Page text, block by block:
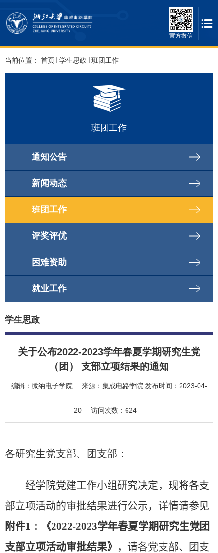
官方微信
当前位置： 首页 学生思政 班团工作
班团工作
通知公告
新闻动态
班团工作
评奖评优
困难资助
就业工作
学生思政
关于公布2022-2023学年春夏学期研究生党
（团） 支部立项结果的通知
编辑： 微纳电子学院 来源： 集成电路学院 发布时间： 2023-04-
20 访问次数： 624
各研究生党支部、团支部：
经学院党建工作小组研究决定，现将各支
部立项活动的审批结果进行公示，详情请参见
附件1 ：《2022-2023学年春夏学期研究生党团
支部立项活动审批结果》 ，请各党支部、团支